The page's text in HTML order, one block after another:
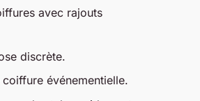
avec rajouts
discrète.
événementielle.